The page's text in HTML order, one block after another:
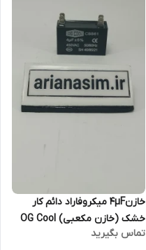
خازن۴µF میکروفاراد دائم کار
خشک (خازن مکعبی) OG Cool
سری CBB61
تماس بگیرید